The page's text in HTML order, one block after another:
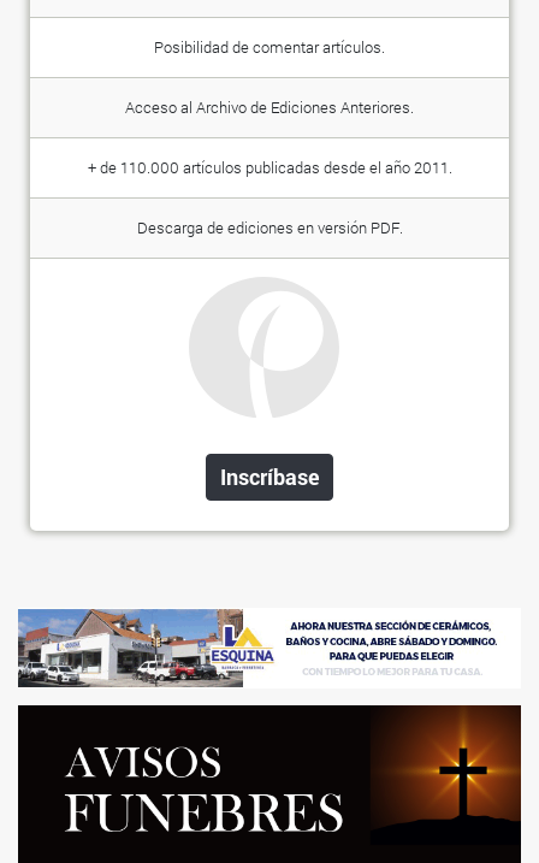
Posibilidad de comentar artículos.
Acceso al Archivo de Ediciones Anteriores.
+ de 110.000 artículos publicadas desde el año 2011.
Descarga de ediciones en versión PDF.
Inscríbase